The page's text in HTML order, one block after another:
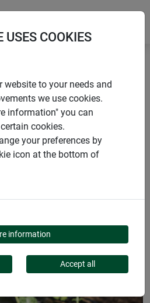
EN
USES COOKIES
website to your needs and
we use cookies.
information" you can
cookies.
your preferences by
icon at the bottom of
information
Accept all